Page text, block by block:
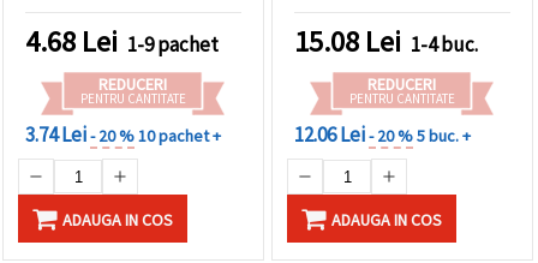
4.68 Lei 1-9 pachet
REDUCERI
PENTRU CANTITATE
3.74 Lei- 20 %10 pachet +
ADAUGA IN COS
lumânare 40x25 mm
15.08 Lei 1-4 buc.
REDUCERI
PENTRU CANTITATE
12.06 Lei- 20 %5 buc. +
ADAUGA IN COS